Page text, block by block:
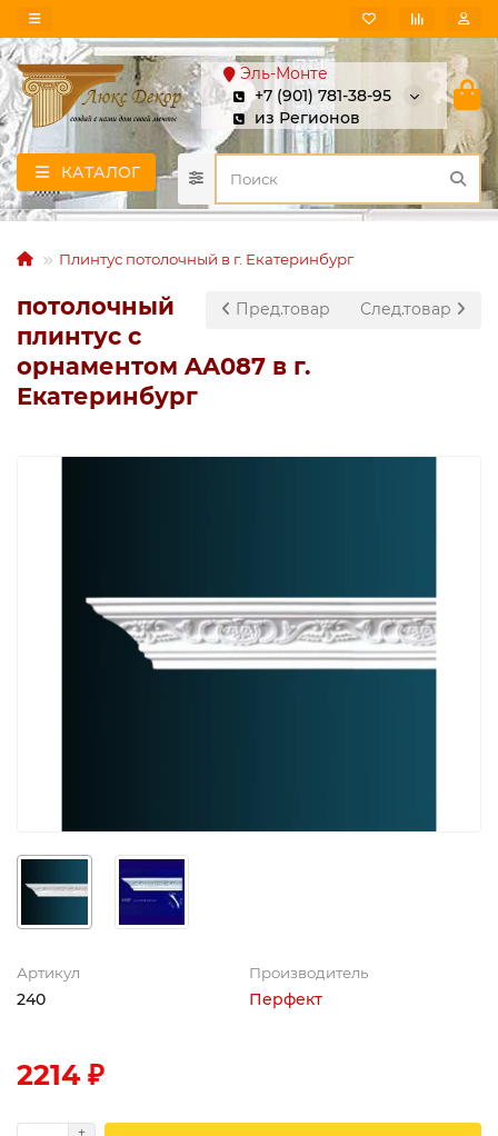
Эль-Монте
+7 (901) 781-38-95
из Регионов
КАТАЛОГ
Плинтус потолочный в г. Екатеринбург
Пред.товар След.товар
потолочный
плинтус с
орнаментом AA087 в г.
Екатеринбург
Артикул
240
Производитель
Перфект
2214 ₽